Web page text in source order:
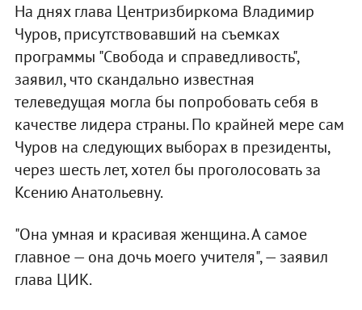
На днях глава Центризбиркома Владимир
Чуров, присутствовавший на съемках
программы "Свобода и справедливость",
заявил, что скандально известная
телеведущая могла бы попробовать себя в
качестве лидера страны. По крайней мере сам
Чуров на следующих выборах в президенты,
через шесть лет, хотел бы проголосовать за
Ксению Анатольевну.
"Она умная и красивая женщина. А самое
главное — она дочь моего учителя", — заявил
глава ЦИК.